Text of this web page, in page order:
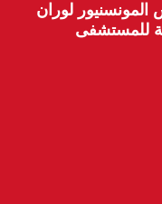
لوران
للمستشفى